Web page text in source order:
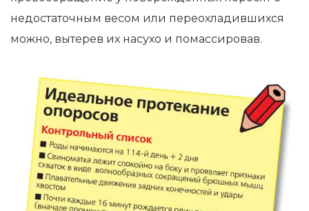
недостаточным весом или переохладившихся
можно, вытерев их насухо и помассировав.